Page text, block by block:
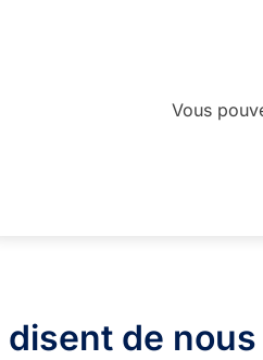
Vous
disent de nous